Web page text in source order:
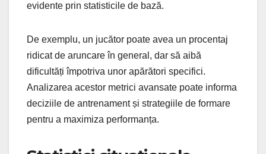
evidente prin statisticile de bază.
De exemplu, un jucător poate avea un procentaj
ridicat de aruncare în general, dar să aibă
dificultăți împotriva unor apărători specifici.
Analizarea acestor metrici avansate poate informa
deciziile de antrenament și strategiile de formare
pentru a maximiza performanța.